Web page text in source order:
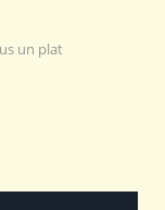
un plat